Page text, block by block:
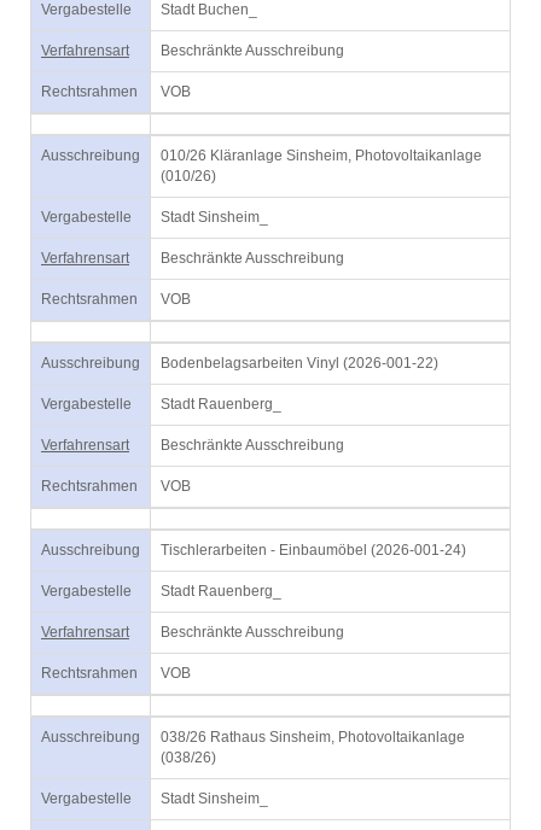
Vergabestelle Stadt Buchen_
Verfahrensart Beschränkte Ausschreibung
Rechtsrahmen VOB
Ausschreibung
010/26 Kläranlage Sinsheim, Photovoltaikanlage
(010/26)
Vergabestelle Stadt Sinsheim_
Verfahrensart Beschränkte Ausschreibung
Rechtsrahmen VOB
Ausschreibung Bodenbelagsarbeiten Vinyl (2026-001-22)
Vergabestelle Stadt Rauenberg_
Verfahrensart Beschränkte Ausschreibung
Rechtsrahmen VOB
Ausschreibung Tischlerarbeiten - Einbaumöbel (2026-001-24)
Vergabestelle Stadt Rauenberg_
Verfahrensart Beschränkte Ausschreibung
Rechtsrahmen VOB
Ausschreibung
038/26 Rathaus Sinsheim, Photovoltaikanlage
(038/26)
Vergabestelle Stadt Sinsheim_